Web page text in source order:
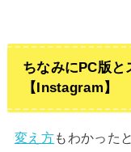
ちなみにPC版と
【Instagram】
変え方もわかった